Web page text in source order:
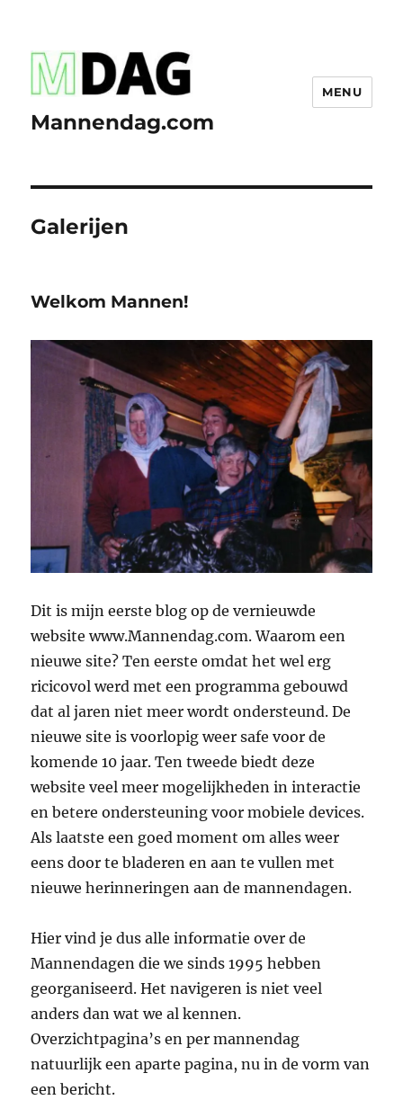
Mannendag.com
MENU
Galerijen
Welkom Mannen!
Dit is mijn eerste blog op de vernieuwde
website www.Mannendag.com. Waarom een
nieuwe site? Ten eerste omdat het wel erg
ricicovol werd met een programma gebouwd
dat al jaren niet meer wordt ondersteund. De
nieuwe site is voorlopig weer safe voor de
komende 10 jaar. Ten tweede biedt deze
website veel meer mogelijkheden in interactie
en betere ondersteuning voor mobiele devices.
Als laatste een goed moment om alles weer
eens door te bladeren en aan te vullen met
nieuwe herinneringen aan de mannendagen.
Hier vind je dus alle informatie over de
Mannendagen die we sinds 1995 hebben
georganiseerd. Het navigeren is niet veel
anders dan wat we al kennen.
Overzichtpagina’s en per mannendag
natuurlijk een aparte pagina, nu in de vorm van
een bericht.